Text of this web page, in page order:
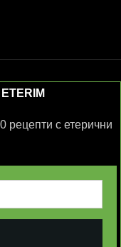
рецепти с етерични